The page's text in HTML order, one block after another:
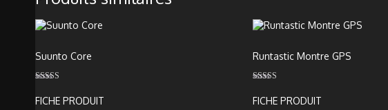
Suunto Core
3.00
sur 5
FICHE PRODUIT
Runtastic Montre GPS
3.00
sur 5
FICHE PRODUIT